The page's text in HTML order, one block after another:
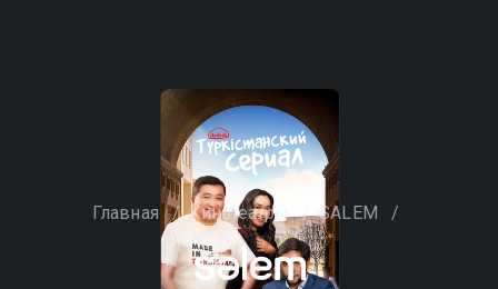
Главная / Кинотеатры / SALEM /